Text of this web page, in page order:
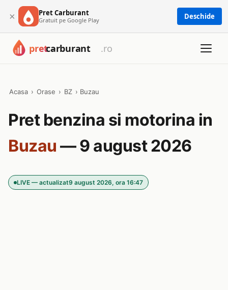
× Pret Carburant
Gratuit pe Google Play Deschide
Acasa › Orase › BZ › Buzau
Pret benzina si motorina in
Buzau — 9 august 2026
LIVE — actualizat9 august 2026, ora 16:47